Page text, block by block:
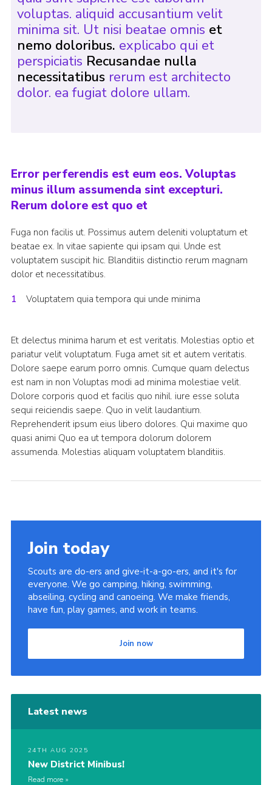
voluptas. aliquid accusantium velit
minima sit. Ut nisi beatae omnis et
nemo doloribus. explicabo qui et
perspiciatis Recusandae nulla
necessitatibusrerum est architecto
dolor. ea fugiat dolore ullam.
Error perferendis est eum eos. Voluptas
minus illum assumenda sint excepturi.
Rerum dolore est quo et
Fuga non facilis ut. Possimus autem deleniti voluptatum et
beatae ex. In vitae sapiente qui ipsam qui. Unde est
voluptatem suscipit hic. Blanditiis distinctio rerum magnam
dolor et necessitatibus.
Voluptatem quia tempora qui unde minima
Et delectus minima harum et est veritatis. Molestias optio et
pariatur velit voluptatum. Fuga amet sit et autem veritatis.
Dolore saepe earum porro omnis. Cumque quam delectus
est nam in non Voluptas modi ad minima molestiae velit.
Dolore corporis quod et facilis quo nihil. iure esse soluta
sequi reiciendis saepe. Quo in velit laudantium.
Reprehenderit ipsum eius libero dolores. Qui maxime quo
quasi animi Quo ea ut tempora dolorum dolorem
assumenda. Molestias aliquam voluptatem blanditiis.
Join today
Scouts are do-ers and give-it-a-go-ers, and it's for
everyone. We go camping, hiking, swimming,
abseiling, cycling and canoeing. We make friends,
have fun, play games, and work in teams.
Join now
Latest news
24TH AUG 2025
New District Minibus!
Read more